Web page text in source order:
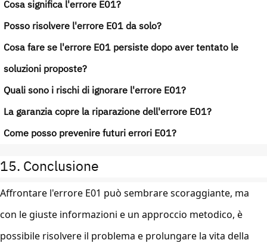
Cosa significa l'errore E01?
Posso risolvere l'errore E01 da solo?
Cosa fare se l'errore E01 persiste dopo aver tentato le
soluzioni proposte?
Quali sono i rischi di ignorare l'errore E01?
La garanzia copre la riparazione dell'errore E01?
Come posso prevenire futuri errori E01?
15. Conclusione
Affrontare l'errore E01 può sembrare scoraggiante, ma
con le giuste informazioni e un approccio metodico, è
possibile risolvere il problema e prolungare la vita della